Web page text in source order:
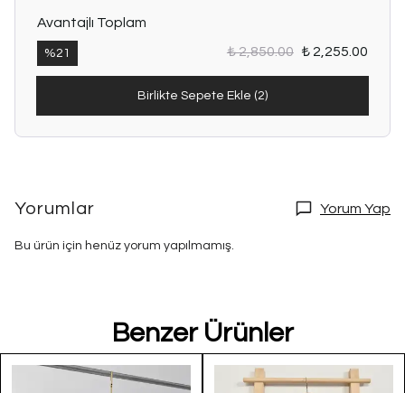
Avantajlı Toplam
%21 ₺ 2,850.00 ₺ 2,255.00
Birlikte Sepete Ekle (2)
Yorumlar Yorum Yap
Bu ürün için henüz yorum yapılmamış.
Benzer Ürünler